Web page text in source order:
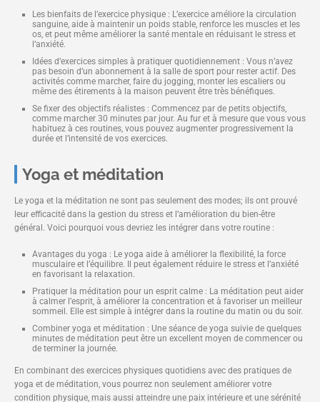
Les bienfaits de l’exercice physique : L’exercice améliore la circulation
sanguine, aide à maintenir un poids stable, renforce les muscles et les
os, et peut même améliorer la santé mentale en réduisant le stress et
l’anxiété.
Idées d’exercices simples à pratiquer quotidiennement : Vous n’avez
pas besoin d’un abonnement à la salle de sport pour rester actif. Des
activités comme marcher, faire du jogging, monter les escaliers ou
même des étirements à la maison peuvent être très bénéfiques.
Se fixer des objectifs réalistes : Commencez par de petits objectifs,
comme marcher 30 minutes par jour. Au fur et à mesure que vous vous
habituez à ces routines, vous pouvez augmenter progressivement la
durée et l’intensité de vos exercices.
Yoga et méditation
Le yoga et la méditation ne sont pas seulement des modes; ils ont prouvé
leur efficacité dans la gestion du stress et l’amélioration du bien-être
général. Voici pourquoi vous devriez les intégrer dans votre routine :
Avantages du yoga : Le yoga aide à améliorer la flexibilité, la force
musculaire et l’équilibre. Il peut également réduire le stress et l’anxiété
en favorisant la relaxation.
Pratiquer la méditation pour un esprit calme : La méditation peut aider
à calmer l’esprit, à améliorer la concentration et à favoriser un meilleur
sommeil. Elle est simple à intégrer dans la routine du matin ou du soir.
Combiner yoga et méditation : Une séance de yoga suivie de quelques
minutes de méditation peut être un excellent moyen de commencer ou
de terminer la journée.
En combinant des exercices physiques quotidiens avec des pratiques de
yoga et de méditation, vous pourrez non seulement améliorer votre
condition physique, mais aussi atteindre une paix intérieure et une sérénité